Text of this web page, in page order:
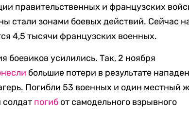
правительственных и французских
стали зонами боевых действий. Сейчас
4,5 тысячи французских военных.
боевиков усилились. Так, 2 ноября
большие потери в результате
Погибли 53 военных и один местный
погиб от самодельного взрывного